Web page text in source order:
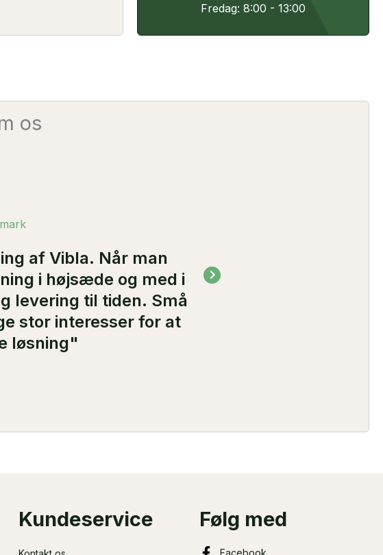
Fredag: 8:00 - 13:00
os
af Vibla. Når man
i højsæde og med i
levering til tiden. Små
stor interesser for at
løsning"
Kundeservice Følg med
Facebook